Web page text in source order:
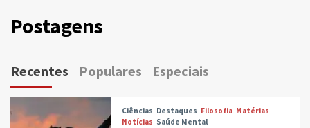
Postagens
Recentes Populares Especiais
Ciências Destaques Filosofia Matérias
Notícias Saúde Mental